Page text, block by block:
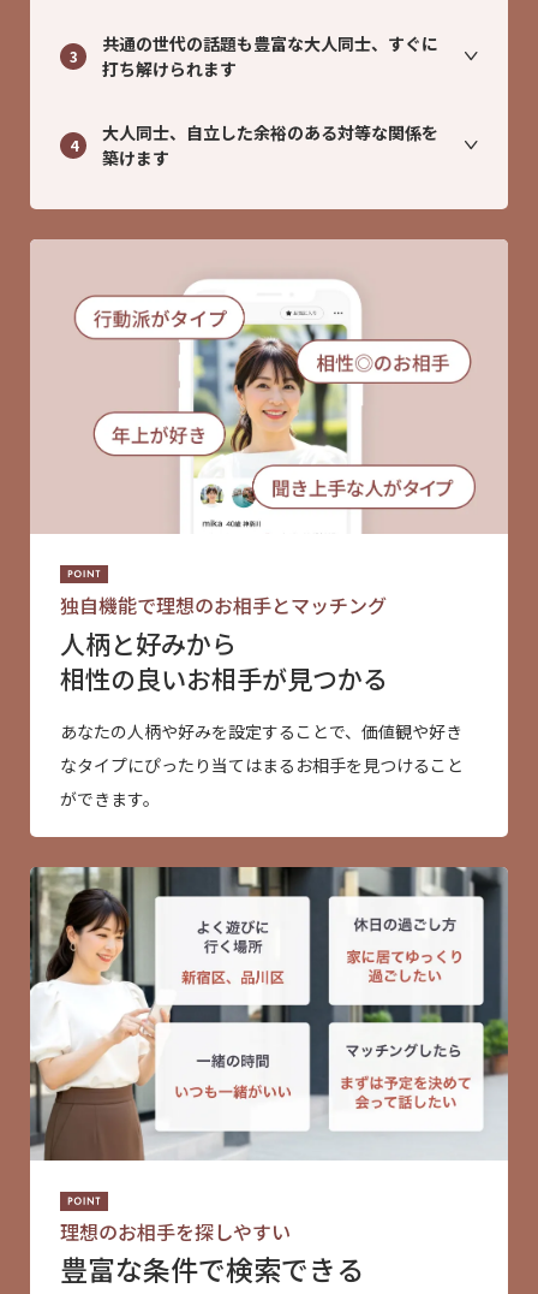
3
共通の世代の話題も豊富な大人同士、すぐに
打ち解けられます
4
大人同士、自立した余裕のある対等な関係を
築けます
独自機能で理想のお相手とマッチング
人柄と好みから
相性の良いお相手が見つかる
あなたの人柄や好みを設定することで、価値観や好き
なタイプにぴったり当てはまるお相手を見つけること
ができます。
理想のお相手を探しやすい
豊富な条件で検索できる